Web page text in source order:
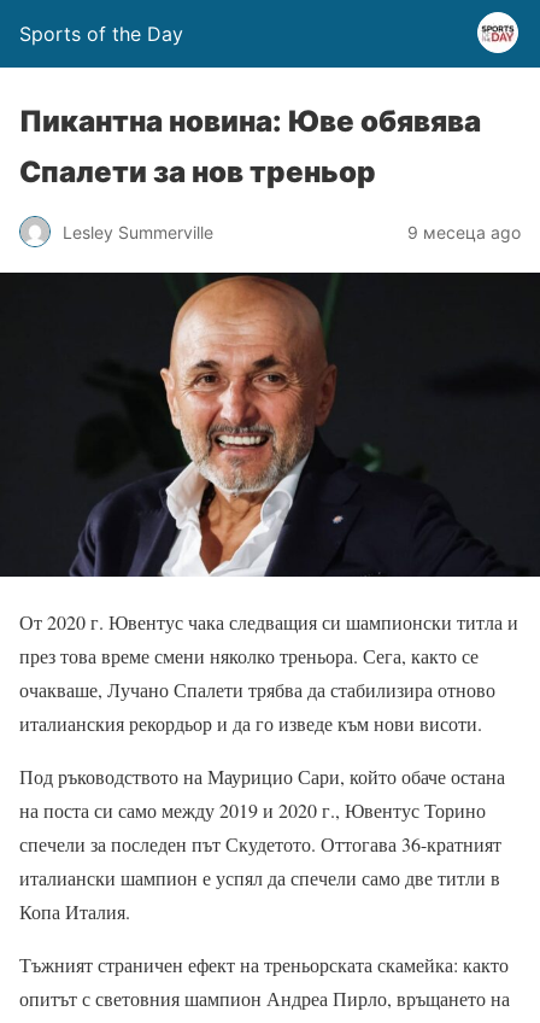
Sports of the Day
Пикантна новина: Юве обявява
Спалети за нов треньор
Lesley Summerville 9 месеца ago
От 2020 г. Ювентус чака следващия си шампионски титла и
през това време смени няколко треньора. Сега, както се
очакваше, Лучано Спалети трябва да стабилизира отново
италианския рекордьор и да го изведе към нови висоти.
Под ръководството на Маурицио Сари, който обаче остана
на поста си само между 2019 и 2020 г., Ювентус Торино
спечели за последен път Скудетото. Оттогава 36-кратният
италиански шампион е успял да спечели само две титли в
Копа Италия.
Тъжният страничен ефект на треньорската скамейка: както
опитът с световния шампион Андреа Пирло, връщането на